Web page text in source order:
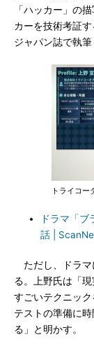
「ハッカー」の
カーを技術考証
ジャパン誌で執筆
トライコー
ドラマ「
話 |
ただし、ドラマ
る。上野氏は「
すごいテクニッ
テストの準備に
る」と明かす。